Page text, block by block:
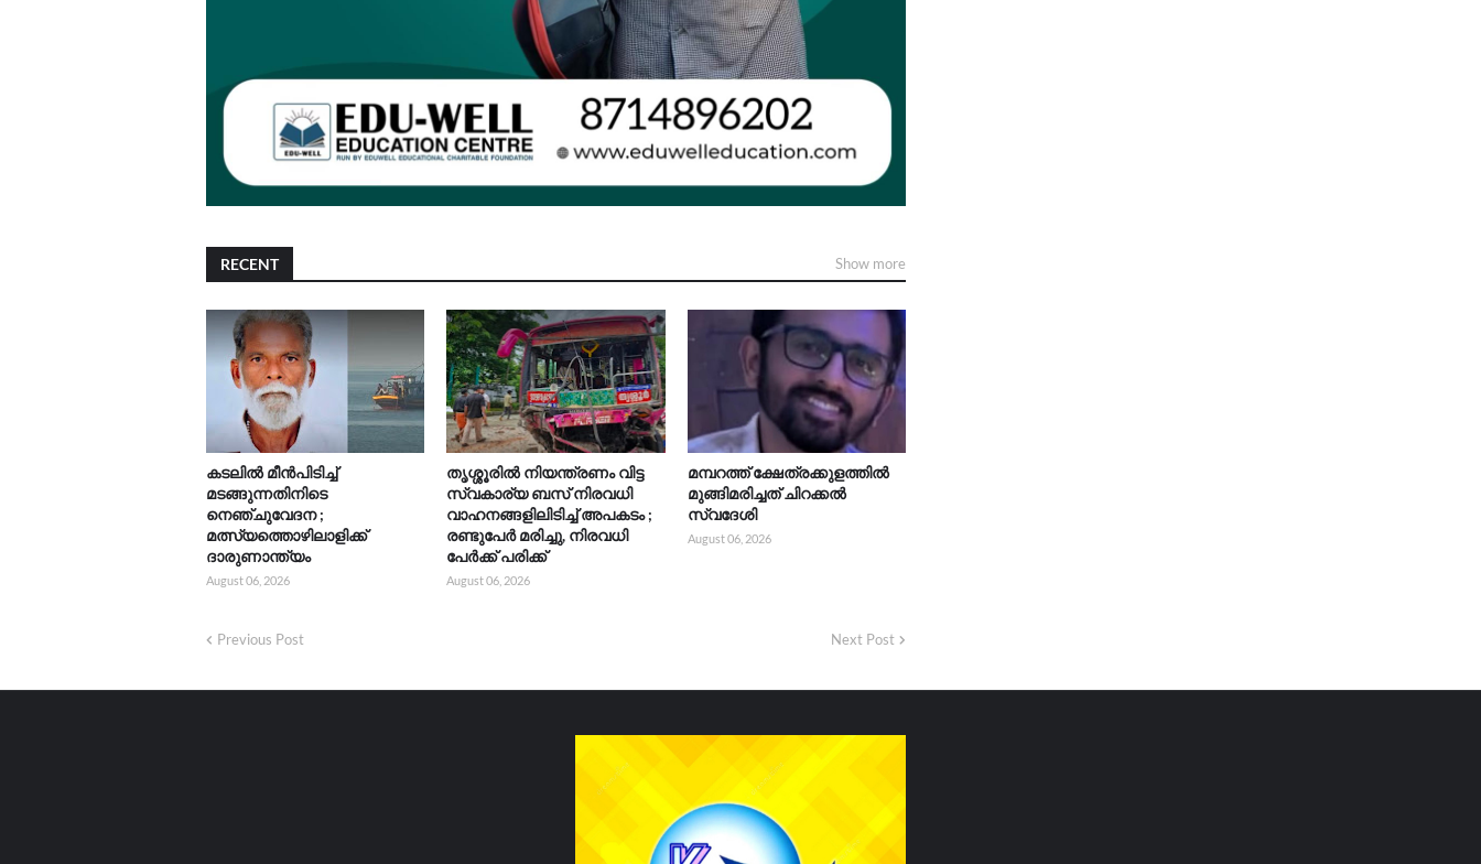
RECENT Show more
കടലിൽ മീൻപിടിച്ച്
മടങ്ങുന്നതിനിടെ
നെഞ്ചുവേദന ;
മത്സ്യത്തൊഴിലാളിക്ക്
ദാരുണാന്ത്യം
August 06, 2026
തൃശ്ശൂരിൽ നിയന്ത്രണം വിട്ട
സ്വകാര്യ ബസ് നിരവധി
വാഹനങ്ങളിലിടിച്ച് അപകടം ;
രണ്ടുപേർ മരിച്ചു, നിരവധി
പേർക്ക് പരിക്ക്
August 06, 2026
മമ്പറത്ത് ക്ഷേത്രക്കുളത്തിൽ
മുങ്ങിമരിച്ചത് ചിറക്കൽ
സ്വദേശി
August 06, 2026
Previous Post Next Post